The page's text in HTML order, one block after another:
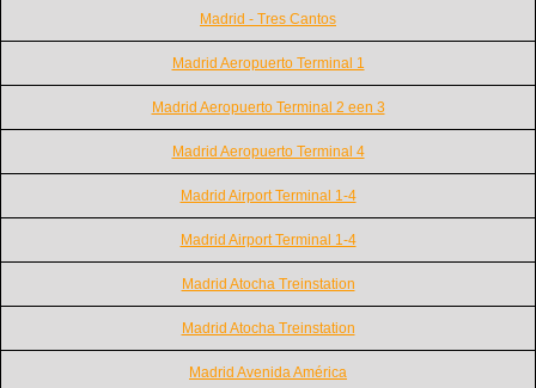
Madrid - Tres Cantos
Madrid Aeropuerto Terminal 1
Madrid Aeropuerto Terminal 2 een 3
Madrid Aeropuerto Terminal 4
Madrid Airport Terminal 1-4
Madrid Airport Terminal 1-4
Madrid Atocha Treinstation
Madrid Atocha Treinstation
Madrid Avenida América